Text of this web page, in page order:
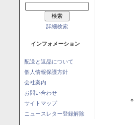
詳細検索
インフォメーション
配送と返品について
個人情報保護方針
会社案内
お問い合わせ
サイトマップ
ニュースレター登録解除